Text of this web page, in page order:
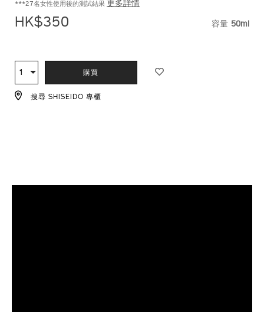
***27名女性使用後的測試結果 更多詳情
HK$350 容量 50ml
TO
CART
OPTIONS
ACTIONS
數
量
1 購買
搜尋 SHISEIDO 專櫃